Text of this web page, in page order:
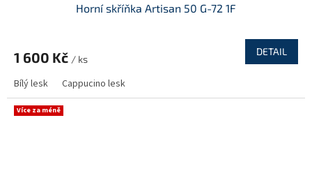
Horní skříňka Artisan 50 G-72 1F
1 600 Kč / ks
DETAIL
Bílý lesk Cappucino lesk
Více za méně